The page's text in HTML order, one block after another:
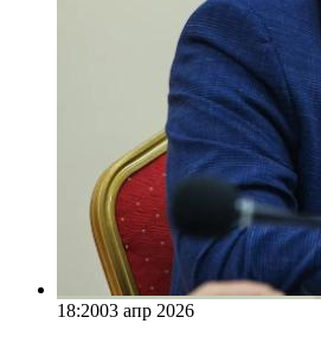
18:2003 апр 2026